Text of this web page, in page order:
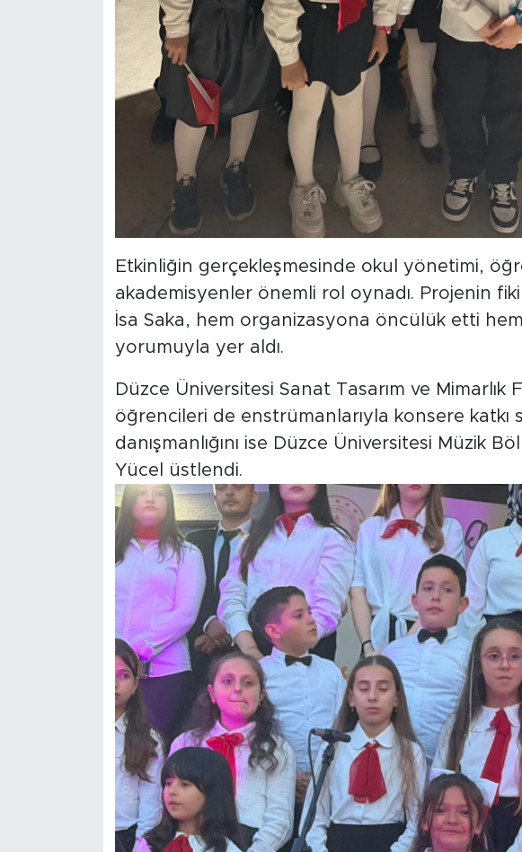
Etkinliğin gerçekleşmesinde okul yönetimi,
akademisyenler önemli rol oynadı. Projenin
İsa Saka, hem organizasyona öncülük etti
yorumuyla yer aldı.
Düzce Üniversitesi Sanat Tasarım ve Mimarlık
öğrencileri de enstrümanlarıyla konsere katkı
danışmanlığını ise Düzce Üniversitesi Müzik
Yücel üstlendi.